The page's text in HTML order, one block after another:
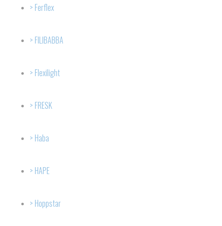
Ferflex
FILIBABBA
Flexilight
FRESK
Haba
HAPE
Hoppstar